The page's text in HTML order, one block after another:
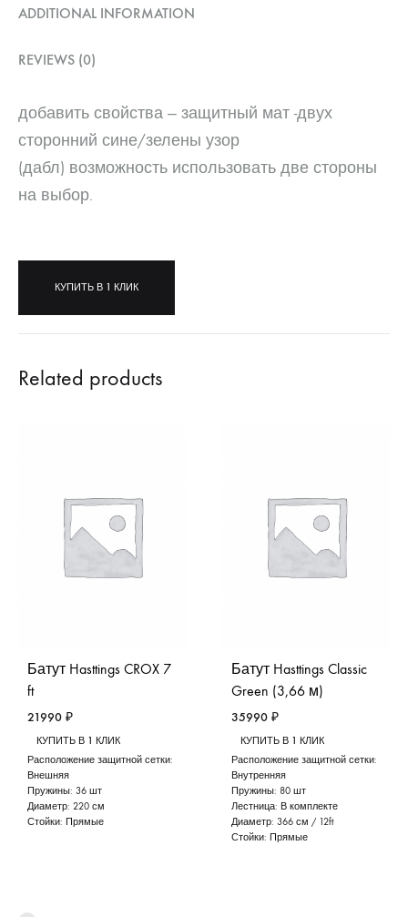
ADDITIONAL INFORMATION
REVIEWS (0)
добавить свойства — защитный мат -двух
сторонний сине/зелены узор
(дабл) возможность использовать две стороны
на выбор.
КУПИТЬ В 1 КЛИК
Related products
Батут Hasttings CROX 7
ft
21990 ₽
КУПИТЬ В 1 КЛИК
Расположение защитной сетки:
Внешняя
Пружины: 36 шт
Диаметр: 220 см
Стойки: Прямые
Батут Hasttings Classic
Green (3,66 м)
35990 ₽
КУПИТЬ В 1 КЛИК
Расположение защитной сетки:
Внутренняя
Пружины: 80 шт
Лестница: В комплекте
Диаметр: 366 см / 12ft
Стойки: Прямые